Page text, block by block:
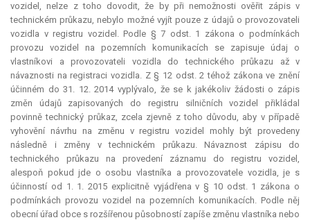
vozidel, nelze z toho dovodit, že by při nemožnosti ověřit zápis v
technickém průkazu, nebylo možné vyjít pouze z údajů o provozovateli
vozidla v registru vozidel. Podle § 7 odst. 1 zákona o podmínkách
provozu vozidel na pozemních komunikacích se zapisuje údaj o
vlastníkovi a provozovateli vozidla do technického průkazu až v
návaznosti na registraci vozidla. Z § 12 odst. 2 téhož zákona ve znění
účinném do 31. 12. 2014 vyplývalo, že se k jakékoliv žádosti o zápis
změn údajů zapisovaných do registru silničních vozidel přikládal
povinně technický průkaz, zcela zjevně z toho důvodu, aby v případě
vyhovění návrhu na změnu v registru vozidel mohly být provedeny
následně i změny v technickém průkazu. Návaznost zápisu do
technického průkazu na provedení záznamu do registru vozidel,
alespoň pokud jde o osobu vlastníka a provozovatele vozidla, je s
účinností od 1. 1. 2015 explicitně vyjádřena v § 10 odst. 1 zákona o
podmínkách provozu vozidel na pozemních komunikacích. Podle něj
obecní úřad obce s rozšířenou působností zapíše změnu vlastníka nebo